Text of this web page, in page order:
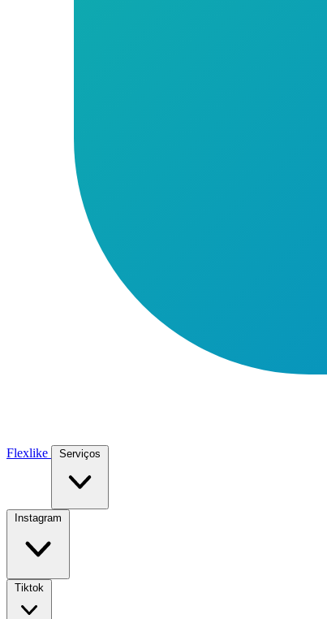
Flexlike Serviços
Instagram
Tiktok